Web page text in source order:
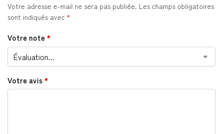
Votre adresse e-mail ne sera pas publiée. Les champs obligatoires
sont indiqués avec *
Votre note*
Votre avis*